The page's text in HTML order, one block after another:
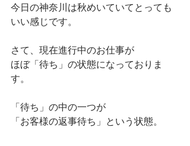
今日の神奈川は秋めいていてとっても
いい感じです。
さて、現在進行中のお仕事が
ほぼ「待ち」の状態になっておりま
す。
「待ち」の中の一つが
「お客様の返事待ち」という状態。